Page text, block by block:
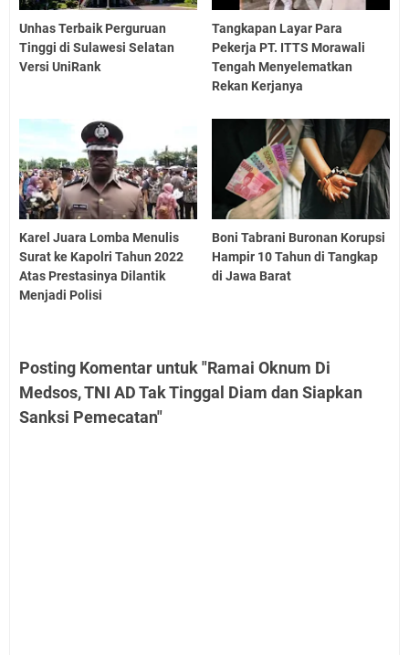
Unhas Terbaik Perguruan
Tinggi di Sulawesi Selatan
Versi UniRank
Tangkapan Layar Para
Pekerja PT. ITTS Morawali
Tengah Menyelematkan
Rekan Kerjanya
Karel Juara Lomba Menulis
Surat ke Kapolri Tahun 2022
Atas Prestasinya Dilantik
Menjadi Polisi
Boni Tabrani Buronan Korupsi
Hampir 10 Tahun di Tangkap
di Jawa Barat
Posting Komentar untuk "Ramai Oknum Di
Medsos, TNI AD Tak Tinggal Diam dan Siapkan
Sanksi Pemecatan"